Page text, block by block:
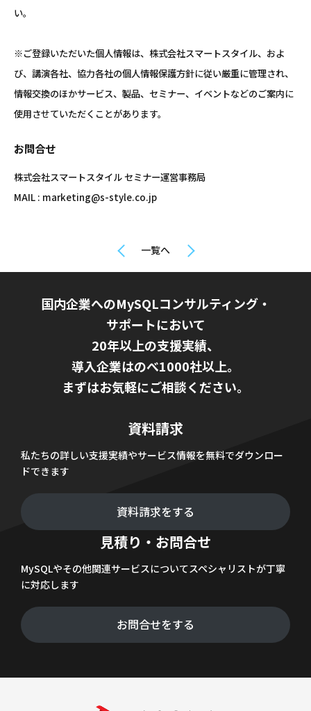
い。
※ご登録いただいた個人情報は、株式会社スマートスタイル、およ
び、講演各社、協力各社の個人情報保護方針に従い厳重に管理され、
情報交換のほかサービス、製品、セミナー、イベントなどのご案内に
使用させていただくことがあります。
お問合せ
株式会社スマートスタイル セミナー運営事務局
MAIL : marketing@s-style.co.jp
一覧へ
国内企業へのMySQLコンサルティング・
サポートにおいて
20年以上の支援実績、
導入企業はのべ1000社以上。
まずはお気軽にご相談ください。
資料請求
私たちの詳しい支援実績やサービス情報を無料でダウンロー
ドできます
資料請求をする
見積り・お問合せ
MySQLやその他関連サービスについてスペシャリストが丁寧
に対応します
お問合せをする